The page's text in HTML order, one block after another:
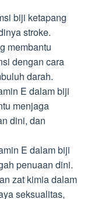
biji ketapang
stroke.
membantu
dengan cara
darah.
E dalam biji
menjaga
dini, dan
E dalam biji
penuaan dini.
zat kimia dalam
seksualitas,